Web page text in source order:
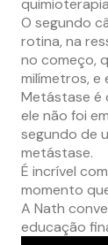
O segundo
rotina, na
no começo,
milímetros,
Metástase é
ele não foi
segundo de
metástase.
É incrível
momento
A Nath
educação